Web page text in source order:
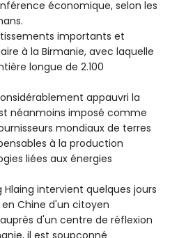
économique, selon les
importants et
à la Birmanie, avec laquelle
longue de 2.100
appauvri la
néanmoins imposé comme
mondiaux de terres
à la production
liées aux énergies
Hlaing intervient quelques jours
Chine d'un citoyen
d'un centre de réflexion